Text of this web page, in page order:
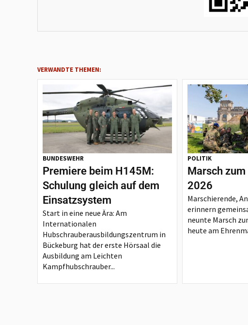
VERWANDTE THEMEN:
BUNDESWEHR
Premiere beim H145M:
Schulung gleich auf dem
Einsatzsystem
Start in eine neue Ära: Am
Internationalen
Hubschrauberausbildungszentrum in
Bückeburg hat der erste Hörsaal die
Ausbildung am Leichten
Kampfhubschrauber...
POLITIK
Marsch zum
2026
Marschierende,
erinnern
neunte Marsch
heute am